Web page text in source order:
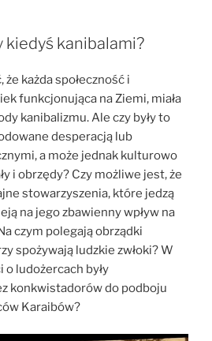
kiedyś kanibalami?
że każda społeczność i
funkcjonująca na Ziemi, miała
kanibalizmu. Ale czy były to
desperacją lub
a może jednak kulturowo
i obrzędy? Czy możliwe jest, że
stowarzyszenia, które jedzą
na jego zbawienny wpływ na
czym polegają obrządki
spożywają ludzkie zwłoki? W
ludożercach były
konkwistadorów do podboju
Karaibów?